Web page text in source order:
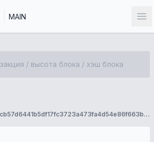
MAIN
e192baa8a98ddcd8f31cb57d6441b5df17fc3723a473fa4d54e86f663b0168c4